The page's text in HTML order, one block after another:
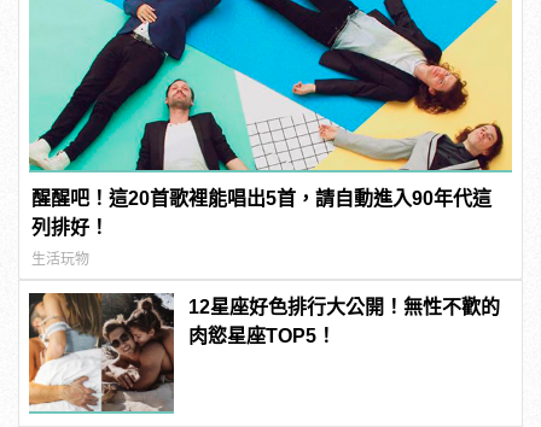
醒醒吧！這20首歌裡能唱出5首，請自動進入90年代這
列排好！
生活玩物
12星座好色排行大公開！無性不歡的
肉慾星座TOP5！